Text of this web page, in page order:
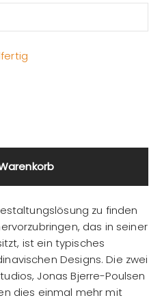
zu finden
das in seiner
ist ein typisches
Designs. Die zwei
Jonas Bjerre-Poulsen
dies einmal mehr mit